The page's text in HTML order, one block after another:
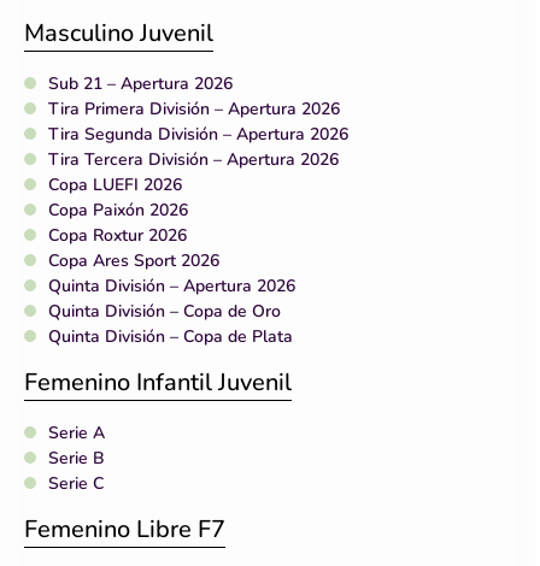
Masculino Juvenil
Sub 21 – Apertura 2026
Tira Primera División – Apertura 2026
Tira Segunda División – Apertura 2026
Tira Tercera División – Apertura 2026
Copa LUEFI 2026
Copa Paixón 2026
Copa Roxtur 2026
Copa Ares Sport 2026
Quinta División – Apertura 2026
Quinta División – Copa de Oro
Quinta División – Copa de Plata
Femenino Infantil Juvenil
Serie A
Serie B
Serie C
Femenino Libre F7